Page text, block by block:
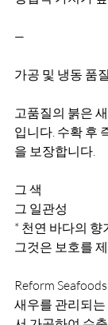
—
가공 및 냉동 품질
고품질의 붉은
입니다. 수확 후
을 보장합니다.
그 색
그 일관성
* 천연 바다의 향
그것은 보호를
Reform
새우를 관리되